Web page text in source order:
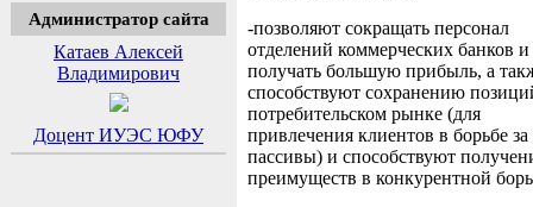
Администратор сайта
Катаев Алексей
Владимирович
Доцент ИУЭС ЮФУ
-позволяют сокращать персонал
отделений коммерческих банков и
получать большую прибыль, а
способствуют сохранению
потребительском рынке (для
привлечения клиентов в борьбе за
пассивы) и способствуют
преимуществ в конкурентной